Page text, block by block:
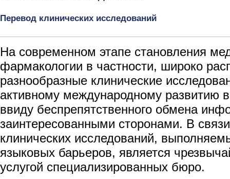
Перевод клинических исследований
На современном этапе становления
фармакологии в частности, широко
разнообразные клинические
активному международному развитию
ввиду беспрепятственного обмена
заинтересованными сторонами. В
клинических исследований,
языковых барьеров, является
услугой специализированных бюро.